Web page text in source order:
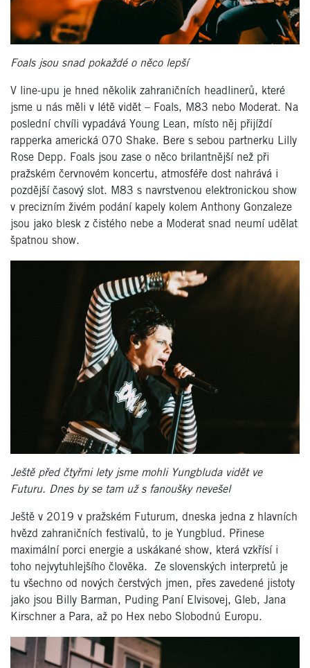
Foals jsou snad pokaždé o něco lepší
V line-upu je hned několik zahraničních headlinerů, které
jsme u nás měli v létě vidět – Foals, M83 nebo Moderat. Na
poslední chvíli vypadává Young Lean, místo něj přijíždí
rapperka americká 070 Shake. Bere s sebou partnerku Lilly
Rose Depp. Foals jsou zase o něco brilantnější než při
pražském červnovém koncertu, atmosféře dost nahrává i
pozdější časový slot. M83 s navrstvenou elektronickou show
v precizním živém podání kapely kolem Anthony Gonzaleze
jsou jako blesk z čistého nebe a Moderat snad neumí udělat
špatnou show.
Ještě před čtyřmi lety jsme mohli Yungbluda vidět ve
Futuru. Dnes by se tam už s fanoušky nevešel
Ještě v 2019 v pražském Futurum, dneska jedna z hlavních
hvězd zahraničních festivalů, to je Yungblud. Přinese
maximální porci energie a uskákané show, která vzkřísí i
toho nejvytuhlejšího člověka. Ze slovenských interpretů je
tu všechno od nových čerstvých jmen, přes zavedené jistoty
jako jsou Billy Barman, Puding Paní Elvisovej, Gleb, Jana
Kirschner a Para, až po Hex nebo Slobodnú Europu.